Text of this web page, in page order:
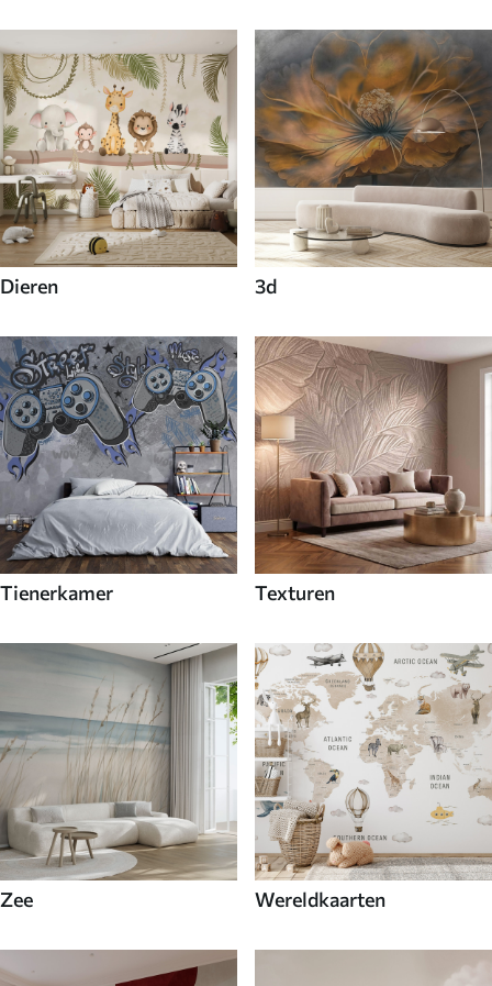
Dieren 3d
Tienerkamer Texturen
Zee Wereldkaarten